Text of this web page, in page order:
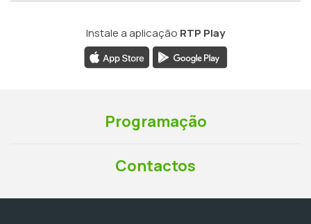
Instale a aplicação RTP Play
Programação
Contactos